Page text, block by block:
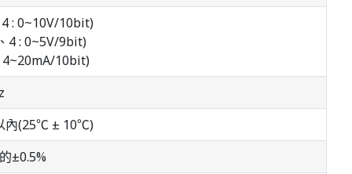
: 0~10V/10bit)
4 : 0~5V/9bit)
4~20mA/10bit)
內(25℃ ± 10℃)
±0.5%